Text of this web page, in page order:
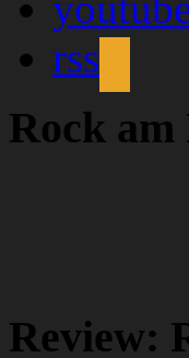
rss
Rock am
Review: